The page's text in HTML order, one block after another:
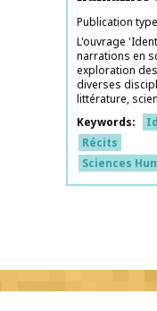
Publication type
L'ouvrage
narrations en
exploration
diverses
littérature,
Keywords
Récits
Sciences